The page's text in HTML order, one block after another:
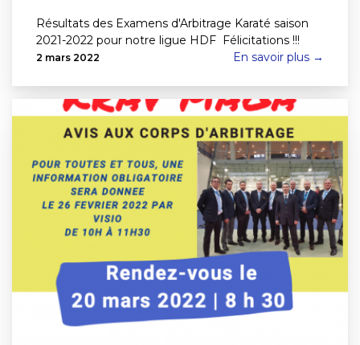
Résultats des Examens d'Arbitrage Karaté saison
2021-2022 pour notre ligue HDF Félicitations !!!
2 mars 2022 En savoir plus →